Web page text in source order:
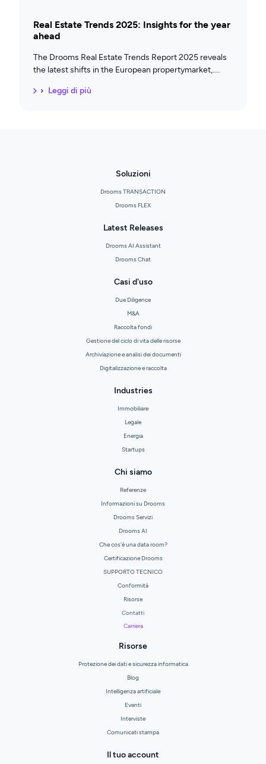
Real Estate Trends 2025: Insights for the year
ahead
The Drooms Real Estate Trends Report 2025 reveals
the latest shifts in the European propertymarket,
Leggi di più
Soluzioni
Drooms TRANSACTION
Drooms FLEX
Latest Releases
Drooms AI Assistant
Drooms Chat
Casi d'uso
Due Diligence
M&A
Raccolta fondi
Gestione del ciclo di vita delle risorse
Archiviazione e analisi dei documenti
Digitalizzazione e raccolta
Industries
Immobiliare
Legale
Energia
Startups
Chi siamo
Referenze
Informazioni su Drooms
Drooms Servizi
Drooms AI
Che cos'è una data room?
Certificazione Drooms
SUPPORTO TECNICO
Conformità
Risorse
Contatti
Carriera
Risorse
Protezione dei dati e sicurezza informatica
Blog
Intelligenza artificiale
Eventi
Interviste
Comunicati stampa
Il tuo account